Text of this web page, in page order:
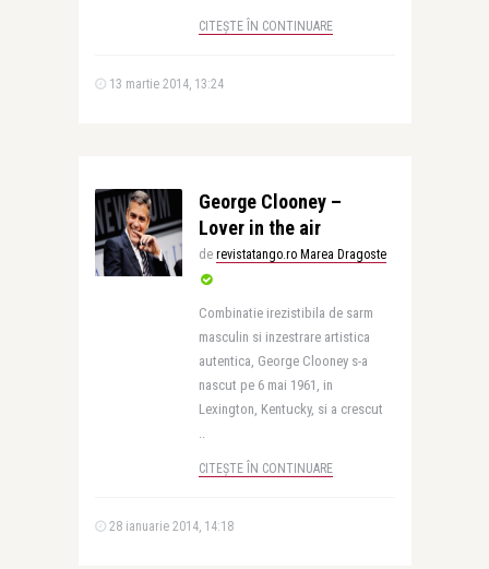
CITEȘTE ÎN CONTINUARE
13 martie 2014, 13:24
George Clooney –
Lover in the air
de revistatango.ro Marea Dragoste
Combinatie irezistibila de sarm
masculin si inzestrare artistica
autentica, George Clooney s-a
nascut pe 6 mai 1961, in
Lexington, Kentucky, si a crescut
..
CITEȘTE ÎN CONTINUARE
28 ianuarie 2014, 14:18